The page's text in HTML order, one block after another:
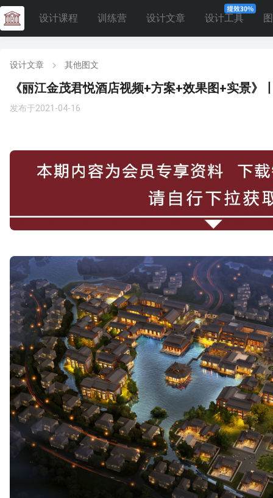
设计课程 训练营 设计文章 设计工具
设计文章 其他图文
《丽江金茂君悦酒店视频+方案+效果图+实景》
发布于2021-04-16